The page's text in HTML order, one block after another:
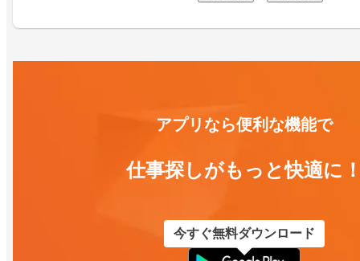
アプリなら便利な機能で
仕事探しがもっと快適に
今すぐ無料ダウンロード